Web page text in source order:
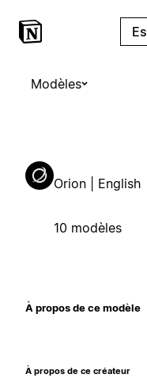
Modèles
Orion | English
10 modèles
À propos de ce modèle
À propos de ce créateur